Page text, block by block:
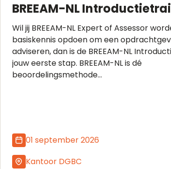
BREEAM-NL
Wil jij BREEAM-NL Expert of Assessor
basiskennis opdoen om een
adviseren, dan is de BREEAM-NL
jouw eerste stap. BREEAM-NL is dé
beoordelingsmethode...
01 september 2026
Kantoor DGBC